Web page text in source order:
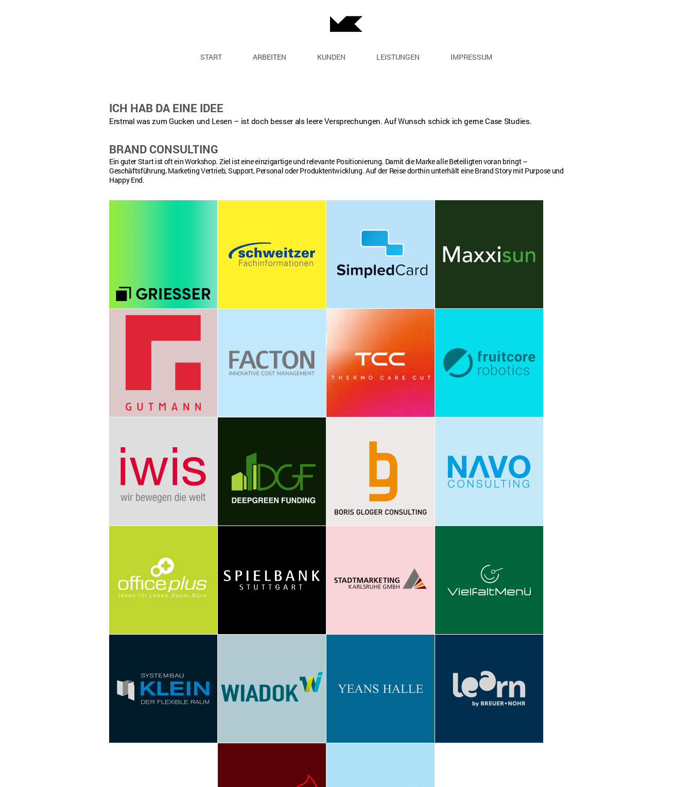
START ARBEITEN KUNDEN LEISTUNGEN IMPRESSUM
ICH HAB DA EINE IDEE
Erstmal was zum Gucken und Lesen – ist doch besser als leere Versprechungen. Auf Wunsch schick ich gerne Case Studies.
BRAND CONSULTING
Ein guter Start ist oft ein Workshop. Ziel ist eine einzigartige und relevante Positionierung. Damit die Marke alle Beteiligten voran bringt –
Geschäftsführung, Marketing Vertrieb, Support, Personal oder Produktentwicklung. Auf der Reise dorthin unterhält eine Brand Story mit Purpose und
Happy End.